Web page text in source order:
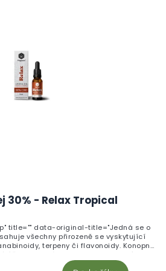
30% - Relax Tropical
title="" data-original-title="Jedná se o
všechny přirozeně se vyskytující
terpeny či flavonoidy. Konopné
účinky, jedná se o tzv. doprovodný efekt.
CBD olej Relax